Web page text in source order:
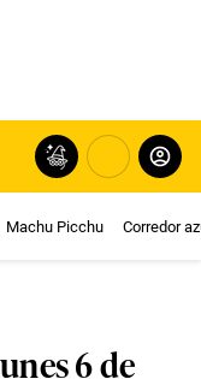
Machu Picchu Corredor
6 de